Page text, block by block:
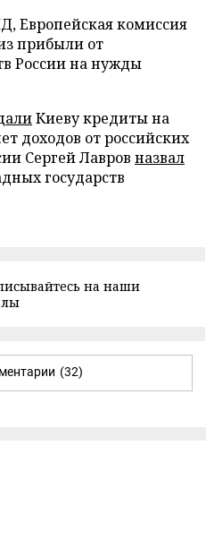
Европейская комиссия
прибыли от
России на нужды
Киеву кредиты на
доходов от российских
Сергей Лавров назвал
государств
на наши
(32)